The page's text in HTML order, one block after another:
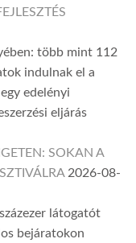
több mint 112
indulnak el a
edelényi
eljárás
SOKAN A
2026-08-
látogatót
bejáratokon